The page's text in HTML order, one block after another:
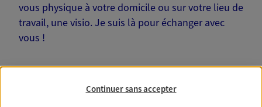
vous physique à votre domicile ou sur votre lieu de
travail, une visio. Je suis là pour échanger avec
vous !
Continuer sans accepter